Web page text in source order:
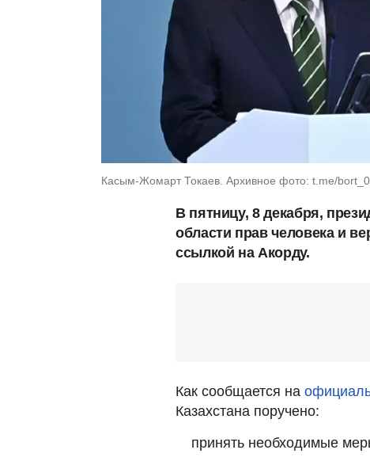
Касым-Жомарт Токаев. Архивное фото: t.me/
В пятницу, 8 декабря,
области прав человека и
ссылкой на Акорду.
Как сообщается на
Казахстана поручено:
принять необходимые